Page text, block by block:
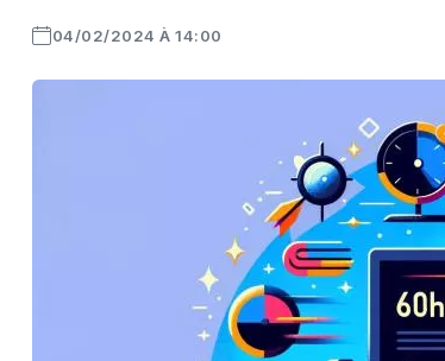
04/02/2024 À 14:00